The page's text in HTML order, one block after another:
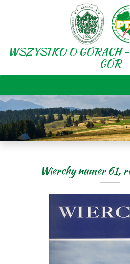
WSZYSTKO O GÓRACH
GÓR
Wierchy numer 61,